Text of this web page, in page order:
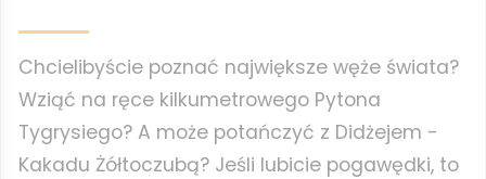
Chcielibyście poznać największe węże świata?
Wziąć na ręce kilkumetrowego Pytona
Tygrysiego? A może potańczyć z Didżejem -
Kakadu Żółtoczubą? Jeśli lubicie pogawędki, to